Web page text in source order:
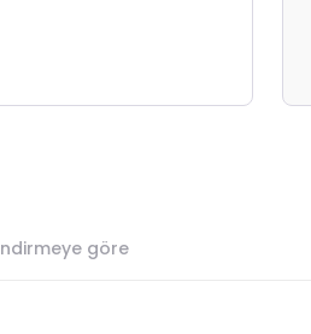
göre